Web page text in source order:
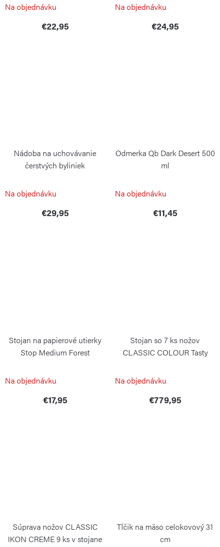
Na objednávku
€22,95
Na objednávku
€24,95
Nádoba na uchovávanie
čerstvých byliniek
Na objednávku
€29,95
Odmerka Qb Dark Desert 500
ml
Na objednávku
€11,45
Stojan na papierové utierky
Stop Medium Forest
Na objednávku
€17,95
Stojan so 7 ks nožov
CLASSIC COLOUR Tasty
WÜSTHOF
Na objednávku
€779,95
Súprava nožov CLASSIC
IKON CREME 9 ks v stojane
Tĺčik na mäso celokovový 31
cm